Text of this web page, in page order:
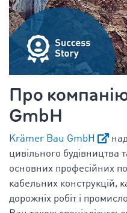
Про
GmbH
Krämer Bau GmbH
цивільного будівництва
основних професійних
кабельних конструкцій,
дорожніх робіт і